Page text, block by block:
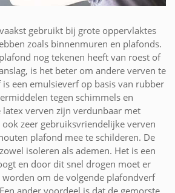
gebruikt bij grote oppervlaktes
zoals binnenmuren en plafonds.
nog tekenen heeft van roest of
is het beter om andere verven te
een emulsieverf op basis van rubber
tegen schimmels en
latex verven zijn verdunbaar met
zeer gebruiksvriendelijke verven
plafond mee te schilderen. De
isoleren als ademen. Het is een
en door dit snel drogen moet er
om de volgende plafondverf
ander voordeel is dat de gemorste